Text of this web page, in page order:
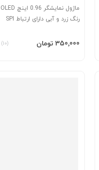
رنگ زرد و آبی دارای ارتباط SPI
(10) ‎350٬000 تومان
افزودن به سبد